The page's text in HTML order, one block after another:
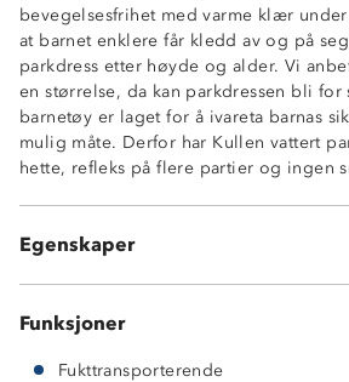
bevegelsesfrihet med varme klær
at barnet enklere får kledd av og på
parkdress etter høyde og alder. Vi
en størrelse, da kan parkdressen bli for
barnetøy er laget for å ivareta barnas
mulig måte. Derfor har Kullen vattert
hette, refleks på flere partier og ingen
Egenskaper
Refleks
Avtagbare fotstropper
Avtagbar hette for økt sikkerhet
Høy rive- og slitestyrke
Strikk i liv
PolyPower 500™
ProreTex®15-12 membran
100% nylon
Funksjoner
Fukttransporterende